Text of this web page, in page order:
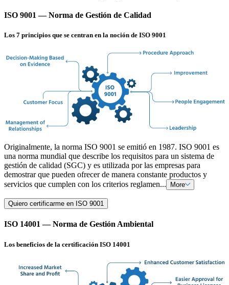
ISO 9001 — Norma de Gestión de Calidad
Los 7 principios que se centran en la noción de ISO 9001
Originalmente, la norma ISO 9001 se emitió en 1987. ISO 9001 es
una norma mundial que describe los requisitos para un sistema de
gestión de calidad (SGC) y es utilizada por las empresas para
demostrar que pueden ofrecer de manera constante productos y
servicios que cumplen con los criterios reglamen...
More
Quiero certificarme en ISO 9001
ISO 14001 — Norma de Gestión Ambiental
Los beneficios de la certificación ISO 14001